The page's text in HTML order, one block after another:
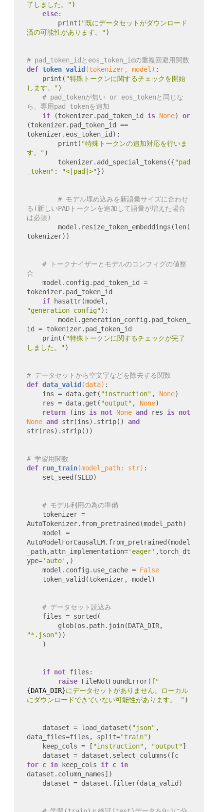
了しました。")
else:
print( "既にデータセットがダウンロード
済の可能性があります。"
# pad_token_idとeos_token_idの重複回避用関数
def token_valid (tokenizer, model) :
print( "特殊トークンに関するチェックを開始
します。")
# pad_tokenが無い or eos_tokenと同じな
ら、専用pad_tokenを追加
if (tokenizer.pad_token_id is None) or
(tokenizer.pad_token_id ==
tokenizer.eos_token_id):
print( "特殊トークンの追加対応を行いま
す。")
tokenizer.add_special_tokens({"pad
_token" : "<|pad|>"
# モデル埋め込みを新語彙サイズに合わせ
る(新しいPADトークンを追加して語彙が増えた場合
は必須)
model.resize_token_embeddings(len(
# トークナイザーとモデルのコンフィグの値整
合
model.config.pad_token_id =
tokenizer.pad_token_id
if
"generation_config"):
model.generation_config.pad_token_
id = tokenizer.pad_token_id
print( "特殊トークンに関するチェックが完了
しました。"
# データセットから空文字などを除去する関数
def data_valid (data) :
ins = data.get( "instruction" , None)
res = data.get( "output" , None)
return (ins is not None and res is not
None and str(ins).strip() and
# 学習用関数
def
run_train(model_path: str) :
# モデル利用の為の準備
tokenizer =
AutoTokenizer.from_pretrained(model_path)
model =
AutoModelForCausalLM.from_pretrained(model
_path,attn_implementation='eager' ,torch_dt
ype='auto' ,)
model.config.use_cache = False
# データセット読込み
files = sorted(
"*.json"))
if not files:
raise FileNotFoundError(f"
{DATA_DIR}にデータセットがありません。ローカル
にダウンロードできていない可能性があります。 "
dataset = load_dataset( "json" ,
data_files=files, split="train")
keep_cols = [ "instruction" , "output"]
for c in keep_cols if c in
dataset.column_names])